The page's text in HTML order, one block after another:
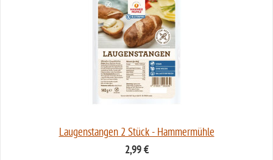
Laugenstangen 2 Stück - Hammermühle
2,99 €